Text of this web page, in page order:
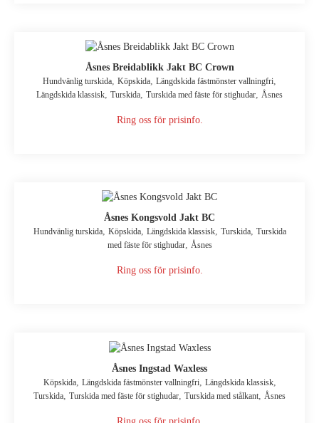
Åsnes Breidablikk Jakt BC Crown
Hundvänlig turskida Köpskida Längdskida fästmönster vallningfri
Längdskida klassisk Turskida Turskida med fäste för stighudar Åsnes
Ring oss för prisinfo.
Åsnes Kongsvold Jakt BC
Hundvänlig turskida, Köpskida, Längdskida klassisk, Turskida, Turskida
med fäste för stighudar, Åsnes
Ring oss för prisinfo.
Åsnes Ingstad Waxless
Köpskida, Längdskida fästmönster vallningfri, Längdskida klassisk,
Turskida Turskida med fäste för stighudar Turskida med stålkant Åsnes